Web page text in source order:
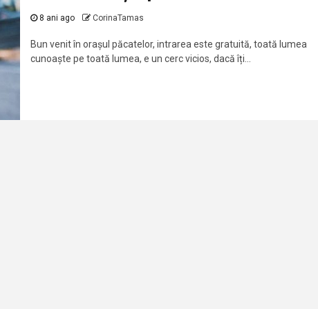
8 ani ago CorinaTamas
Bun venit în orașul păcatelor, intrarea este gratuită, toată lumea
cunoaște pe toată lumea, e un cerc vicios, dacă îți...